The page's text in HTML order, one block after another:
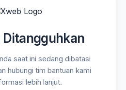
Ditangguhkan
saat ini sedang dibatasi
hubungi tim bantuan kami
lebih lanjut.